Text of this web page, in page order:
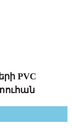
PVC